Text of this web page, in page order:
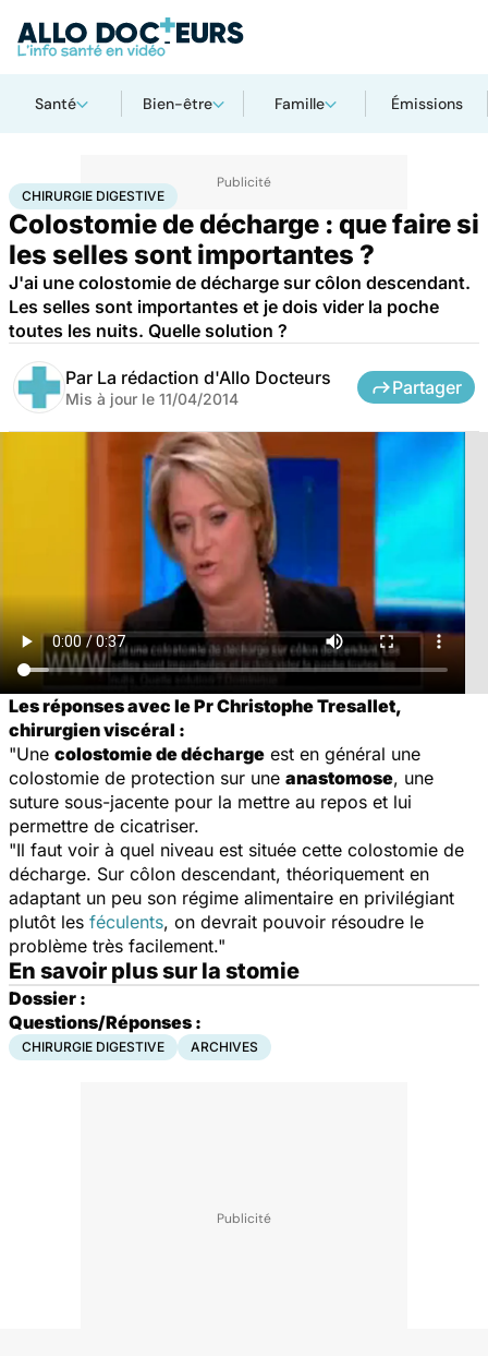
Santé Bien-être Famille Émissions
AccueilSantéMaladiesChirurgie digestive
CHIRURGIE DIGESTIVE
Colostomie de décharge : que faire si
les selles sont importantes ?
J'ai une colostomie de décharge sur côlon descendant.
Les selles sont importantes et je dois vider la poche
toutes les nuits. Quelle solution ?
Par La rédaction d'Allo Docteurs
Mis à jour le 11/04/2014
Partager
Les réponses avec le Pr Christophe Tresallet,
chirurgien viscéral :
"Une colostomie de décharge est en général une
colostomie de protection sur une anastomose, une
suture sous-jacente pour la mettre au repos et lui
permettre de cicatriser.
"Il faut voir à quel niveau est située cette colostomie de
décharge. Sur côlon descendant, théoriquement en
adaptant un peu son régime alimentaire en privilégiant
plutôt les féculents, on devrait pouvoir résoudre le
problème très facilement."
En savoir plus sur la stomie
Dossier :
Questions/Réponses :
CHIRURGIE DIGESTIVE ARCHIVES